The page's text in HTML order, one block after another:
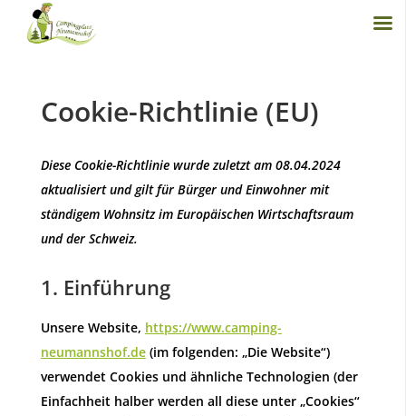
Cookie-Richtlinie (EU)
Diese Cookie-Richtlinie wurde zuletzt am 08.04.2024
aktualisiert und gilt für Bürger und Einwohner mit
ständigem Wohnsitz im Europäischen Wirtschaftsraum
und der Schweiz.
1. Einführung
Unsere Website, https://www.camping-
neumannshof.de(im folgenden: „Die Website“)
verwendet Cookies und ähnliche Technologien (der
Einfachheit halber werden all diese unter „Cookies“